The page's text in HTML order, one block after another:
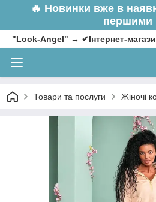
🔥 Новинки вже в
першими
"Look-Angel" → ✔Інтернет-
Товари та послуги Жіночі